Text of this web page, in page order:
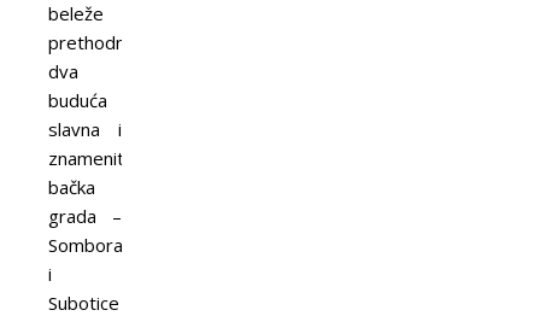
beleže
prethodnice
dva
buduća
slavna i
znamenita
bačka
grada –
Sombora
i
Subotice